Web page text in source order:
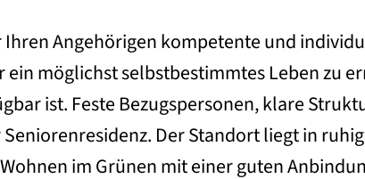
Angehörigen kompetente und
ein möglichst selbstbestimmtes Leben zu
ist. Feste Bezugspersonen, klare
Der Standort liegt in
im Grünen mit einer guten